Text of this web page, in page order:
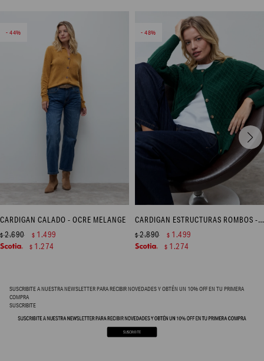
44
CARDIGAN CALADO - OCRE MELANGE
$2.690 $ 1.499
$ 1.274
48
CARDIGAN ESTRUCTURAS ROMBOS - VERDE INGLES
$2.890 $ 1.499
$ 1.274
SUSCRIBITE A NUESTRA NEWSLETTER PARA RECIBIR NOVEDADES Y OBTÉN UN 10% OFF EN TU PRIMERA
COMPRA
SUSCRIBITE